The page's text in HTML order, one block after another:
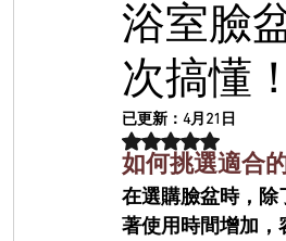
浴室臉
次搞懂！
已更新： 4月21日
評等為 NaN（最
如何挑選適合
在選購臉盆時，除
著使用時間增加，